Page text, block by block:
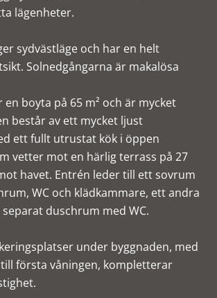
lägenheter.
sydvästläge och har en helt
Solnedgångarna är makalösa
en boyta på 65 m² och är mycket
består av ett mycket ljust
ett fullt utrustat kök i öppen
vetter mot en härlig terrass på 27
havet. Entrén leder till ett sovrum
WC och klädkammare, ett andra
duschrum med WC.
under byggnaden, med
första våningen, kompletterar